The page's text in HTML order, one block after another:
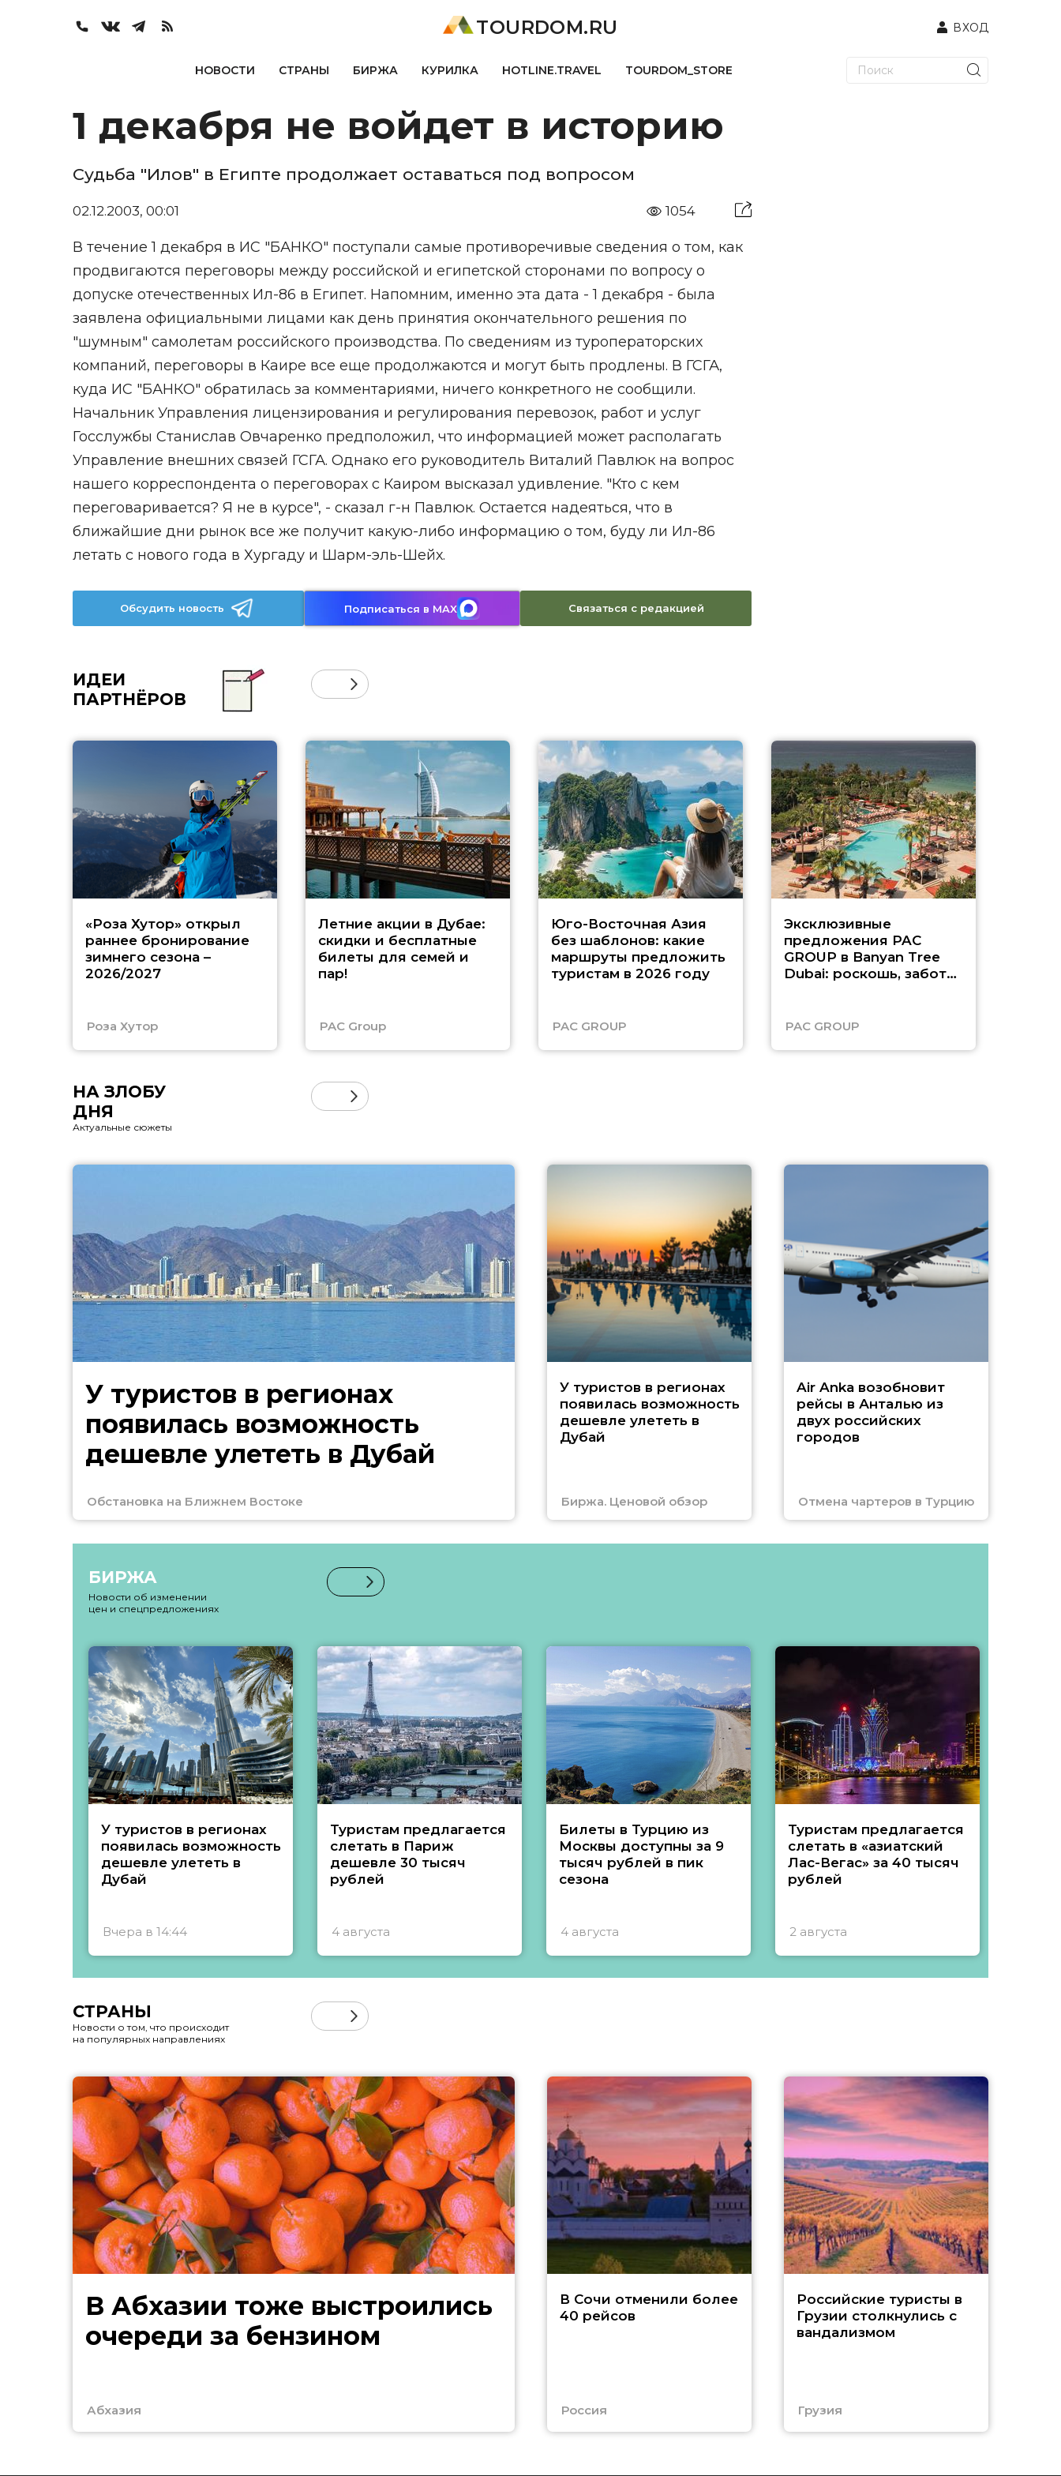
TOURDOM.RU ВХОД
НОВОСТИ СТРАНЫ БИРЖА КУРИЛКА HOTLINE.TRAVEL TOURDOM_STORE
1 декабря не войдет в историю
Судьба "Илов" в Египте продолжает оставаться под вопросом
02.12.2003, 00:01 1054
В течение 1 декабря в ИС "БАНКО" поступали самые противоречивые сведения о том, как
продвигаются переговоры между российской и египетской сторонами по вопросу о
допуске отечественных Ил-86 в Египет. Напомним, именно эта дата - 1 декабря - была
заявлена официальными лицами как день принятия окончательного решения по
"шумным" самолетам российского производства. По сведениям из туроператорских
компаний, переговоры в Каире все еще продолжаются и могут быть продлены. В ГСГА,
куда ИС "БАНКО" обратилась за комментариями, ничего конкретного не сообщили.
Начальник Управления лицензирования и регулирования перевозок, работ и услуг
Госслужбы Станислав Овчаренко предположил, что информацией может располагать
Управление внешних связей ГСГА. Однако его руководитель Виталий Павлюк на вопрос
нашего корреспондента о переговорах с Каиром высказал удивление. "Кто с кем
переговаривается? Я не в курсе", - сказал г-н Павлюк. Остается надеяться, что в
ближайшие дни рынок все же получит какую-либо информацию о том, буду ли Ил-86
летать с нового года в Хургаду и Шарм-эль-Шейх.
Обсудить новость Подписаться в MAX Связаться с редакцией
ИДЕИ
ПАРТНЁРОВ
«Роза Хутор» открыл
раннее бронирование
зимнего сезона –
2026/2027
Роза Хутор
Летние акции в Дубае:
скидки и бесплатные
билеты для семей и
пар!
PAC Group
Юго-Восточная Азия
без шаблонов: какие
маршруты предложить
туристам в 2026 году
PAC GROUP
Эксклюзивные
предложения PAC
GROUP в Banyan Tree
Dubai: роскошь, забота
PAC GROUP
НА ЗЛОБУ
ДНЯ
Актуальные сюжеты
У туристов в регионах
появилась возможность
дешевле улететь в Дубай
Обстановка на Ближнем Востоке
У туристов в регионах
появилась возможность
дешевле улететь в
Дубай
Биржа. Ценовой обзор
Air Anka возобновит
рейсы в Анталью из
двух российских
городов
Отмена чартеров в Турцию
БИРЖА
Новости об изменении
цен и спецпредложениях
У туристов в регионах
появилась возможность
дешевле улететь в
Дубай
Вчера в 14:44
Туристам предлагается
слетать в Париж
дешевле 30 тысяч
рублей
4 августа
Билеты в Турцию из
Москвы доступны за 9
тысяч рублей в пик
сезона
4 августа
Туристам предлагается
слетать в «азиатский
Лас-Вегас» за 40 тысяч
рублей
2 августа
СТРАНЫ
Новости о том, что происходит
на популярных направлениях
В Абхазии тоже выстроились
очереди за бензином
Абхазия
В Сочи отменили более
40 рейсов
Россия
Российские туристы в
Грузии столкнулись с
вандализмом
Грузия